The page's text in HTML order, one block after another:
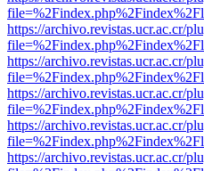
https://archivo.revistas.ucr.ac.cr/
https://archivo.revistas.ucr.ac.cr/
https://archivo.revistas.ucr.ac.cr/
https://archivo.revistas.ucr.ac.cr/
https://archivo.revistas.ucr.ac.cr/